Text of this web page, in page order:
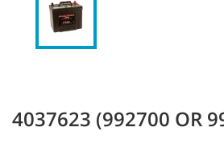
4037623 (992700 OR